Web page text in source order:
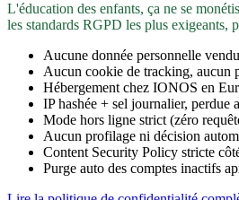
L'éducation des enfants, ça ne se
les standards RGPD les plus exigeants,
Aucune donnée personnelle
Aucun cookie de tracking, aucun
Hébergement chez IONOS en
IP hashée + sel journalier, perdue
Mode hors ligne strict (zéro
Aucun profilage ni décision
Content Security Policy stricte
Purge auto des comptes inactifs